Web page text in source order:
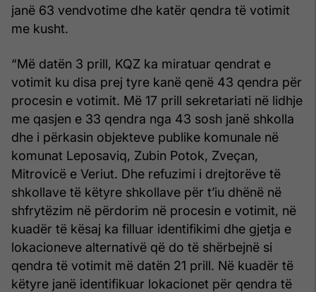
janë 63 vendvotime dhe katër qendra të votimit
me kusht.
“Më datën 3 prill, KQZ ka miratuar qendrat e
votimit ku disa prej tyre kanë qenë 43 qendra për
procesin e votimit. Më 17 prill sekretariati në lidhje
me qasjen e 33 qendra nga 43 sosh janë shkolla
dhe i përkasin objekteve publike komunale në
komunat Leposaviq, Zubin Potok, Zveçan,
Mitrovicë e Veriut. Dhe refuzimi i drejtorëve të
shkollave të këtyre shkollave për t’iu dhënë në
shfrytëzim në përdorim në procesin e votimit, në
kuadër të kësaj ka filluar identifikimi dhe gjetja e
lokacioneve alternativë që do të shërbejnë si
qendra të votimit më datën 21 prill. Në kuadër të
këtyre janë identifikuar lokacionet për qendra të